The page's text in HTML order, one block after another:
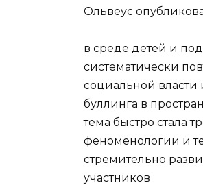
Ольвеус
в среде детей и
систематически
социальной власти
буллинга в
тема быстро стала
феноменологии и
стремительно
участников